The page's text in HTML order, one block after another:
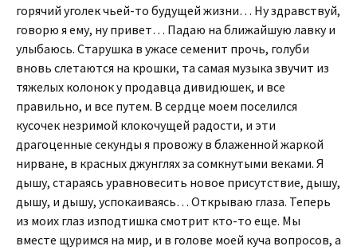
горячий уголек чьей-то будущей жизни… Ну здравствуй,
говорю я ему, ну привет… Падаю на ближайшую лавку и
улыбаюсь. Старушка в ужасе семенит прочь, голуби
вновь слетаются на крошки, та самая музыка звучит из
тяжелых колонок у продавца дивидюшек, и все
правильно, и все путем. В сердце моем поселился
кусочек незримой клокочущей радости, и эти
драгоценные секунды я провожу в блаженной жаркой
нирване, в красных джунглях за сомкнутыми веками. Я
дышу, стараясь уравновесить новое присутствие, дышу,
дышу, и дышу, успокаиваясь… Открываю глаза. Теперь
из моих глаз изподтишка смотрит кто-то еще. Мы
вместе щуримся на мир, и в голове моей куча вопросов, а